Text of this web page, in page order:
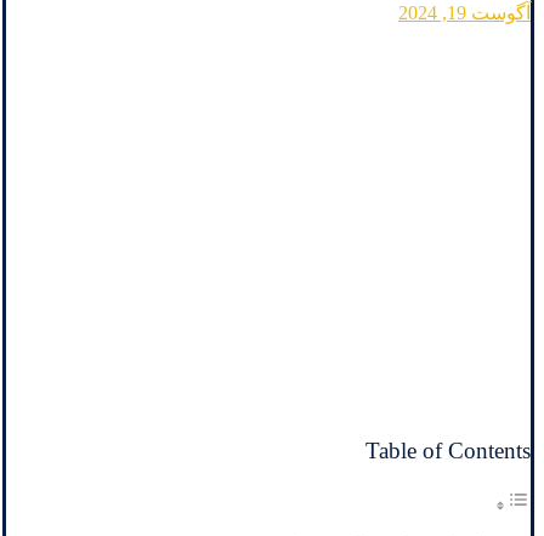
آگوست 19, 2024
Table of Contents